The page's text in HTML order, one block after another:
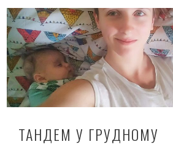
ТАНДЕМ У ГРУДНОМУ